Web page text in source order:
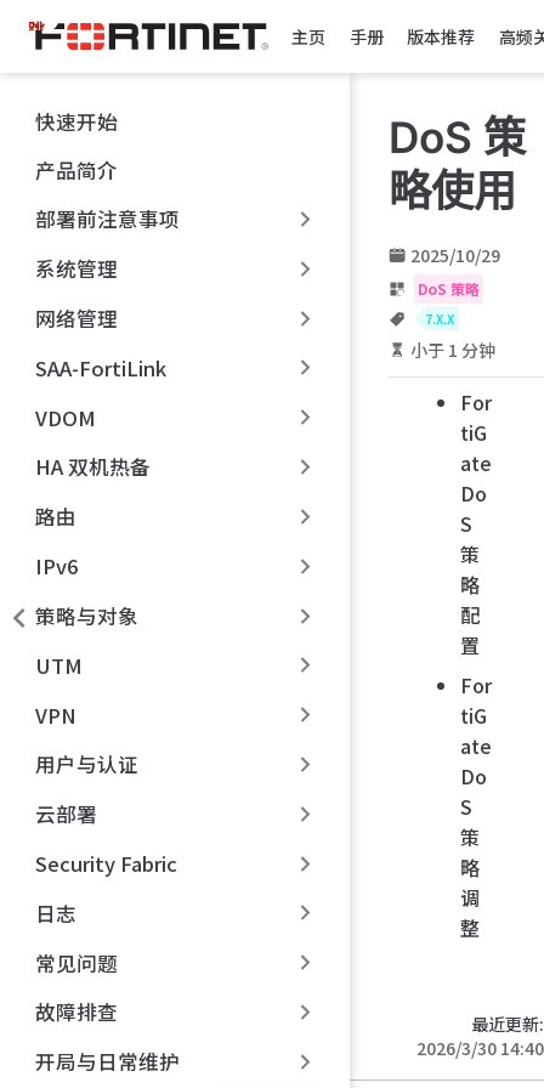
跳
至
主
內
容
主页 手册 版本推荐 高频
快速开始
产品简介
部署前注意事项
系统管理
网络管理
SAA-FortiLink
VDOM
HA 双机热备
路由
IPv6
策略与对象
UTM
VPN
用户与认证
云部署
Security Fabric
日志
常见问题
故障排查
开局与日常维护
DoS 策
略使用
2025/10/29
DoS 策略
7.X.X
小于 1 分钟
For
tiG
ate
Do
S
策
略
配
置
For
tiG
ate
Do
S
策
略
调
整
最近更新:
2026/3/30 14:40